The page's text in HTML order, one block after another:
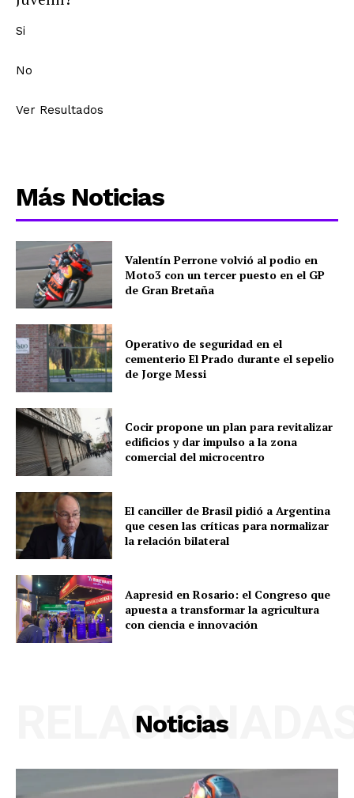
Si
No
Ver Resultados
Más Noticias
Valentín Perrone volvió al podio en
Moto3 con un tercer puesto en el GP
de Gran Bretaña
Operativo de seguridad en el
cementerio El Prado durante el sepelio
de Jorge Messi
Cocir propone un plan para revitalizar
edificios y dar impulso a la zona
comercial del microcentro
El canciller de Brasil pidió a Argentina
que cesen las críticas para normalizar
la relación bilateral
Aapresid en Rosario: el Congreso que
apuesta a transformar la agricultura
con ciencia e innovación
Noticias